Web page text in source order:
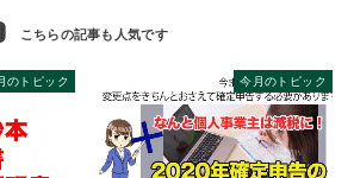
のトピック 今月のトピック